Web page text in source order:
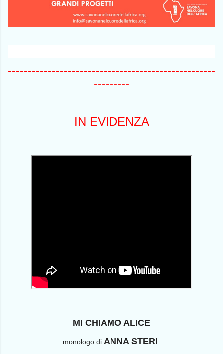
----------------------------------------------------
---------
IN EVIDENZA
MI CHIAMO ALICE
monologo di ANNA STERI